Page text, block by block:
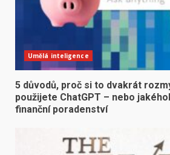
Umělá inteligence
5 důvodů, proč si to dvakrát
použijete ChatGPT – nebo
finanční poradenství